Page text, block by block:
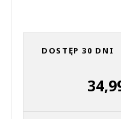
DOSTĘP 30 DNI